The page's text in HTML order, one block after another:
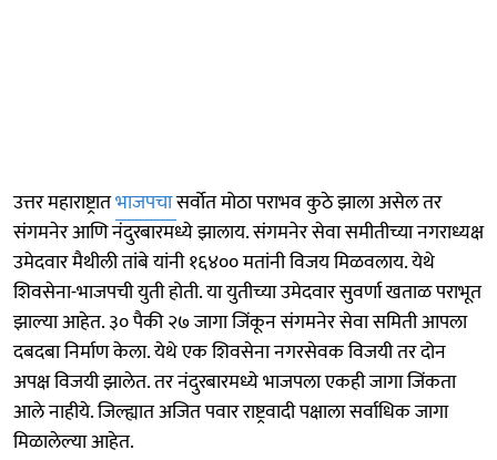
उत्तर महाराष्ट्रातभाजपचासर्वोत मोठा पराभव कुठे झाला असेल तर
संगमनेर आणि नंदुरबारमध्ये झालाय. संगमनेर सेवा समीतीच्या नगराध्यक्ष
उमेदवार मैथीली तांबे यांनी १६४०० मतांनी विजय मिळवलाय. येथे
शिवसेना-भाजपची युती होती. या युतीच्या उमेदवार सुवर्णा खताळ पराभूत
झाल्या आहेत. ३० पैकी २७ जागा जिंकून संगमनेर सेवा समिती आपला
दबदबा निर्माण केला. येथे एक शिवसेना नगरसेवक विजयी तर दोन
अपक्ष विजयी झालेत. तर नंदुरबारमध्ये भाजपला एकही जागा जिंकता
आले नाहीये. जिल्ह्यात अजित पवार राष्ट्रवादी पक्षाला सर्वाधिक जागा
मिळालेल्या आहेत.